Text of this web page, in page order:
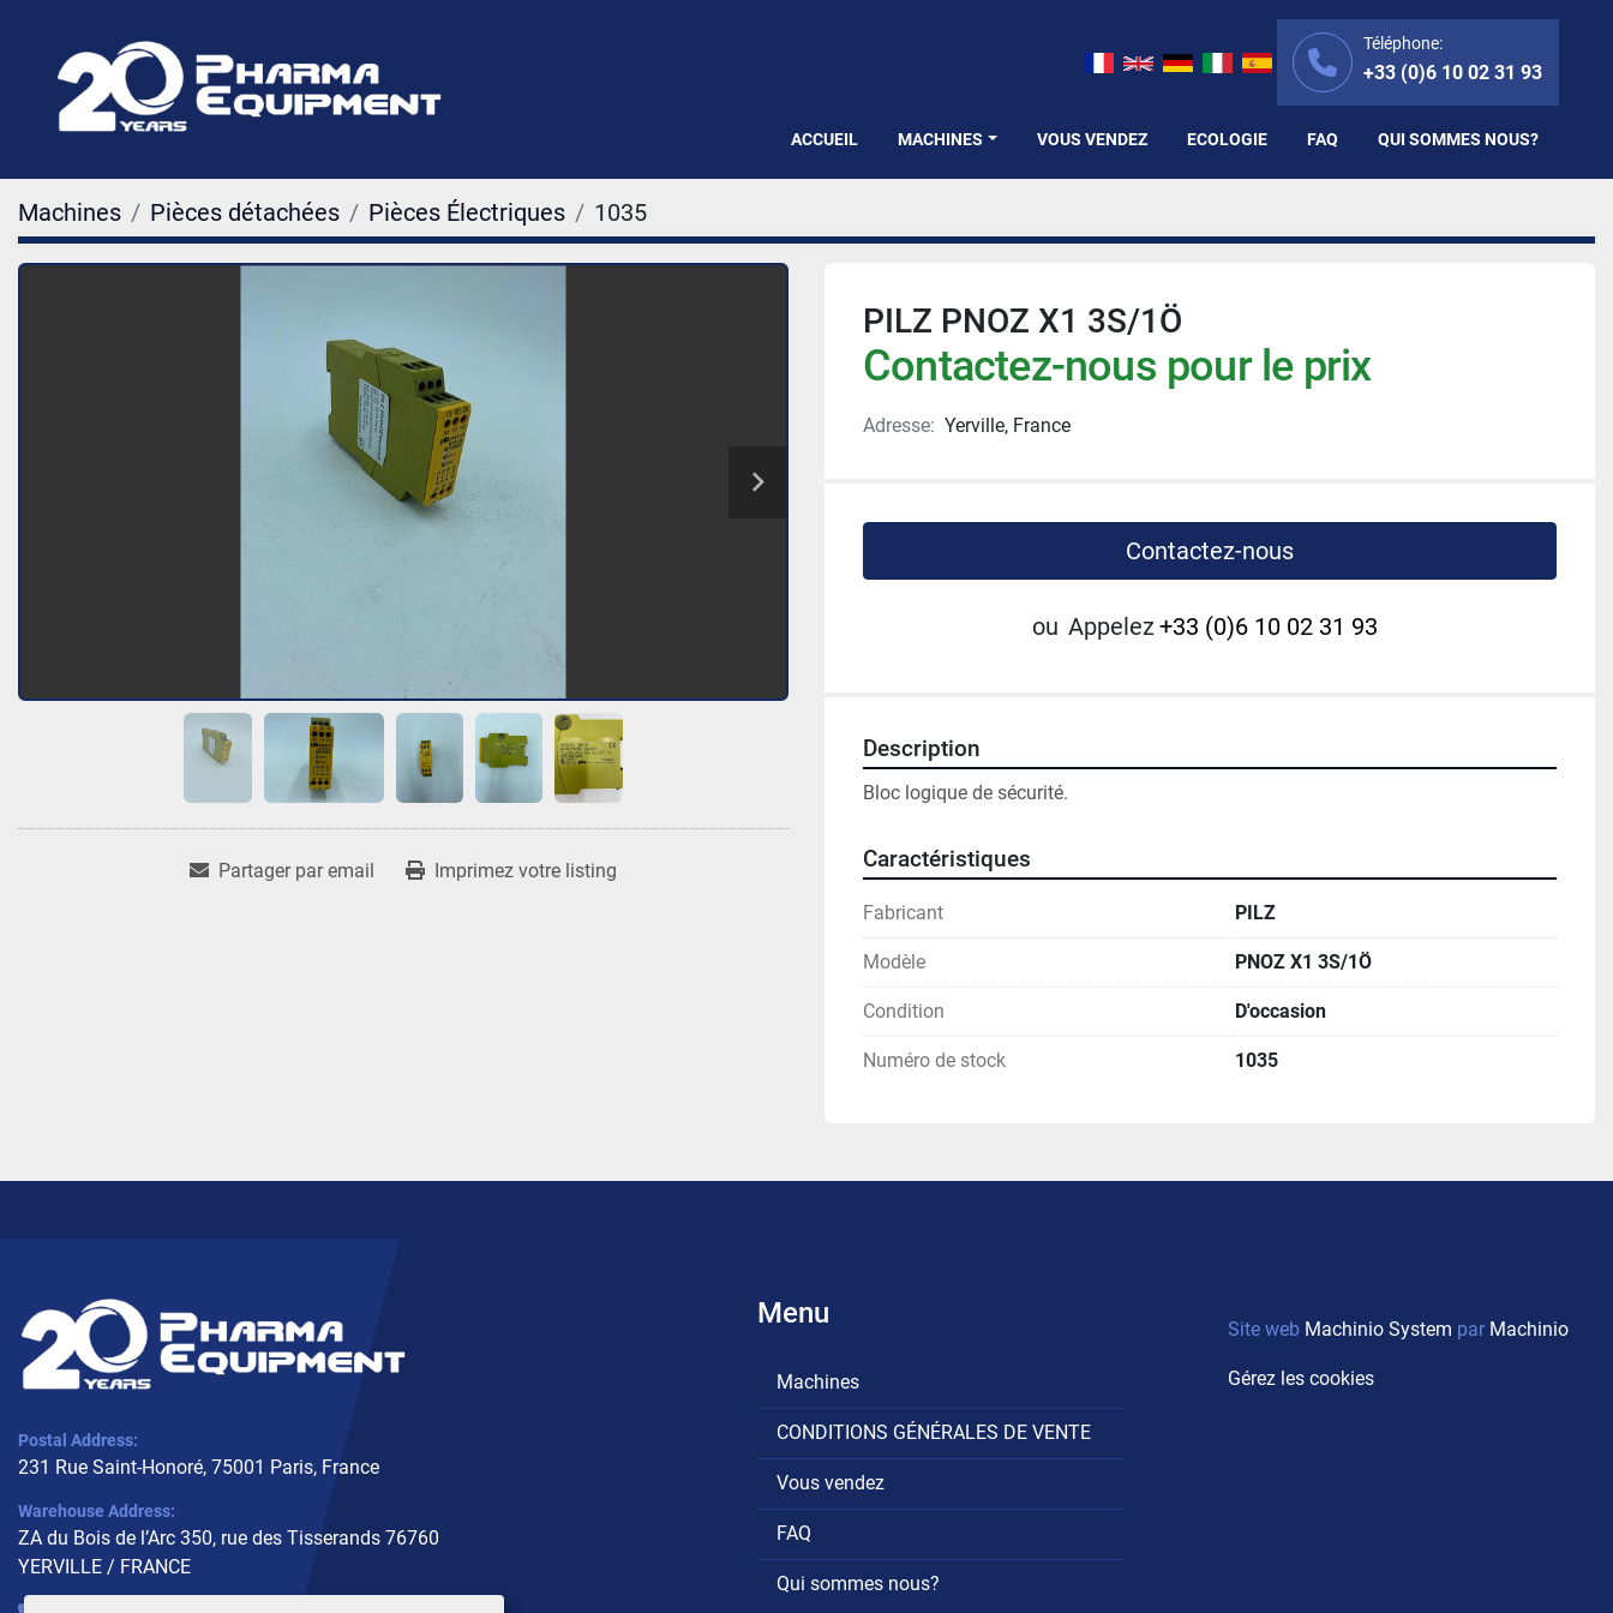
Téléphone:
+33 (0)6 10 02 31 93
ACCUEIL MACHINES VOUS VENDEZ ECOLOGIE FAQ QUI SOMMES NOUS?
Machines Pièces détachées Pièces Électriques 1035
Partager par email Imprimez votre listing
PILZ PNOZ X1 3S/1Ö
Contactez-nous pour le prix
Adresse: Yerville, France
Contactez-nous
ou Appelez+33 (0)6 10 02 31 93
Description
Bloc logique de sécurité.
Caractéristiques
Fabricant PILZ
Modèle PNOZ X1 3S/1Ö
Condition D'occasion
Numéro de stock 1035
Postal Address:
231 Rue Saint-Honoré, 75001 Paris, France
Warehouse Address:
ZA du Bois de l’Arc 350, rue des Tisserands 76760
YERVILLE / FRANCE
Menu
Machines
CONDITIONS GÉNÉRALES DE VENTE
Vous vendez
FAQ
Qui sommes nous?
Site web Machinio System par Machinio
Gérez les cookies